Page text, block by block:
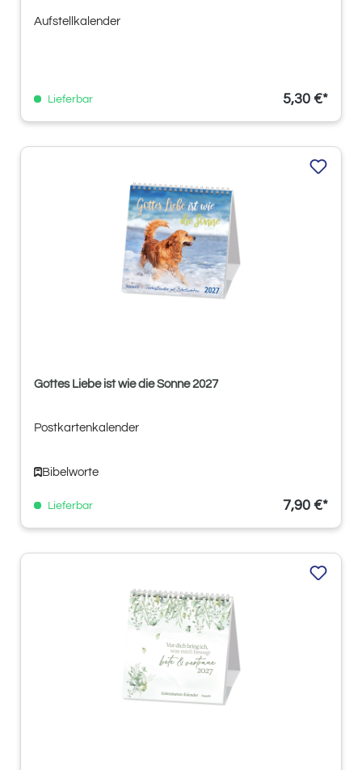
Aufstellkalender
Lieferbar 5,30 €*
Gottes Liebe ist wie die Sonne 2027
Postkartenkalender
Bibelworte
Lieferbar 7,90 €*